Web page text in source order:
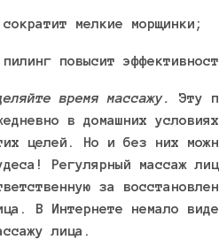
мелкие морщинки;
повысит
время массажу.
Эту
в домашних
целей. Но и без них
Регулярный массаж
за
В Интернете немало
лица.